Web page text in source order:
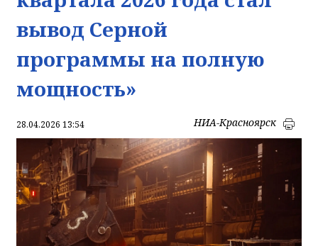
вывод Серной
программы на полную
мощность»
28.04.2026 13:54 НИА-Красноярск